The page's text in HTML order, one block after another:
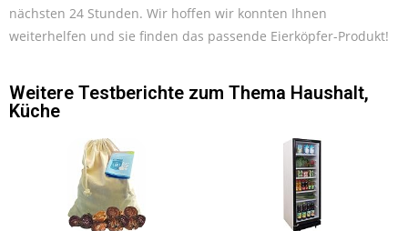
nächsten 24 Stunden. Wir hoffen wir konnten Ihnen
weiterhelfen und sie finden das passende Eierköpfer-Produkt!
Weitere Testberichte zum Thema Haushalt,
Küche